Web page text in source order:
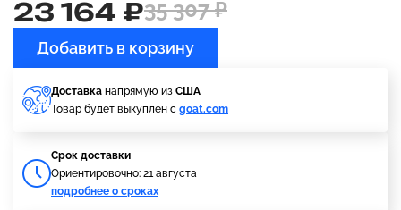
23 164 ₽35 307 ₽
Добавить в корзину
Доставка напрямую из США
Товар будет выкуплен с goat.com
Cрок доставки
Ориентировочно: 21 августа
подробнее о сроках